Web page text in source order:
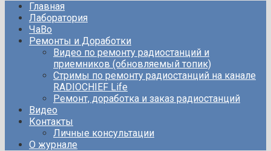
Главная
Лаборатория
ЧаВо
Ремонты и Доработки
Видео по ремонту радиостанций и
приемников (обновляемый топик)
Стримы по ремонту радиостанций на канале
RADIOCHIEF Life
Ремонт, доработка и заказ радиостанций
Видео
Контакты
Личные консультации
О журнале